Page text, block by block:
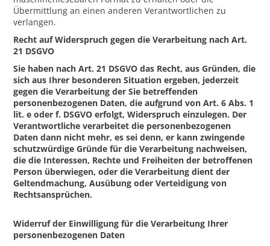
Übermittlung an einen anderen Verantwortlichen zu
verlangen.
Recht auf Widerspruch gegen die Verarbeitung nach Art.
21 DSGVO
Sie haben nach Art. 21 DSGVO das Recht, aus Gründen, die
sich aus Ihrer besonderen Situation ergeben, jederzeit
gegen die Verarbeitung der Sie betreffenden
personenbezogenen Daten, die aufgrund von Art. 6 Abs. 1
lit. e oder f. DSGVO erfolgt, Widerspruch einzulegen. Der
Verantwortliche verarbeitet die personenbezogenen
Daten dann nicht mehr, es sei denn, er kann zwingende
schutzwürdige Gründe für die Verarbeitung nachweisen,
die die Interessen, Rechte und Freiheiten der betroffenen
Person überwiegen, oder die Verarbeitung dient der
Geltendmachung, Ausübung oder Verteidigung von
Rechtsansprüchen.
Widerruf der Einwilligung für die Verarbeitung Ihrer
personenbezogenen Daten